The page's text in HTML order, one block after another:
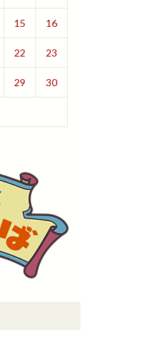
15 16
22 23
29 30